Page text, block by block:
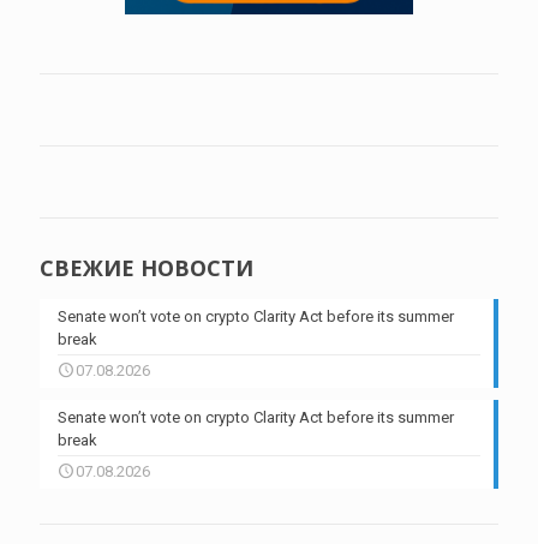
СВЕЖИЕ НОВОСТИ
Senate won’t vote on crypto Clarity Act before its summer
break
07.08.2026
Senate won’t vote on crypto Clarity Act before its summer
break
07.08.2026